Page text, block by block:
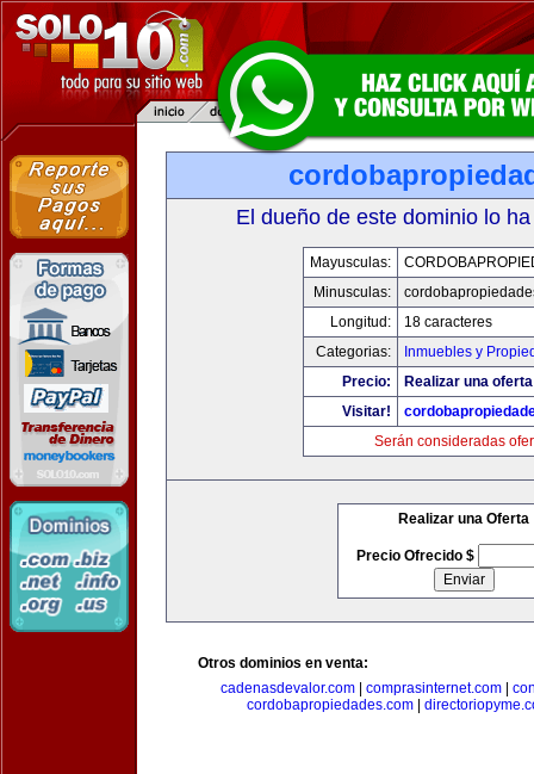
El dueño de este dominio lo
Mayusculas:
Minusculas:
Longitud:
18 caracteres
Categorias:
Inmuebles y
Precio:
Realizar una
Visitar!
Serán consideradas
Realizar una Oferta
Precio Ofrecido $
Otros dominios en venta:
cadenasdevalor.com
comprasinternet.com
cordobapropiedades.com|